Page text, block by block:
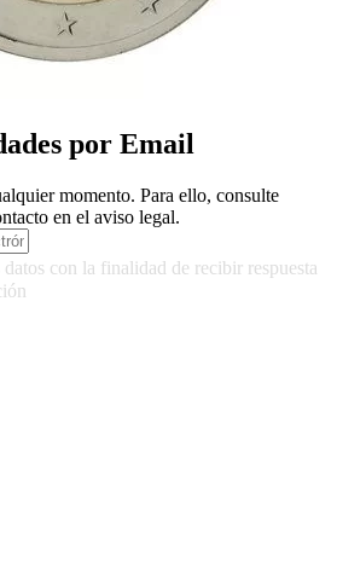
por Email
momento. Para ello, consulte
en el aviso legal.
con la finalidad de recibir respuesta